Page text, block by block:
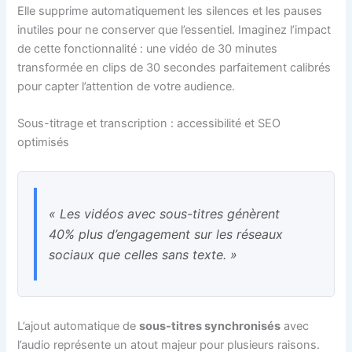
Elle supprime automatiquement les silences et les pauses
inutiles pour ne conserver que l’essentiel. Imaginez l’impact
de cette fonctionnalité : une vidéo de 30 minutes
transformée en clips de 30 secondes parfaitement calibrés
pour capter l’attention de votre audience.
Sous-titrage et transcription : accessibilité et SEO
optimisés
« Les vidéos avec sous-titres génèrent
40% plus d’engagement sur les réseaux
sociaux que celles sans texte. »
L’ajout automatique desous-titres synchronisés avec
l’audio représente un atout majeur pour plusieurs raisons.